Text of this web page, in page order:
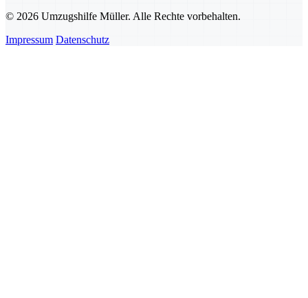
© 2026 Umzugshilfe Müller. Alle Rechte vorbehalten.
Impressum Datenschutz